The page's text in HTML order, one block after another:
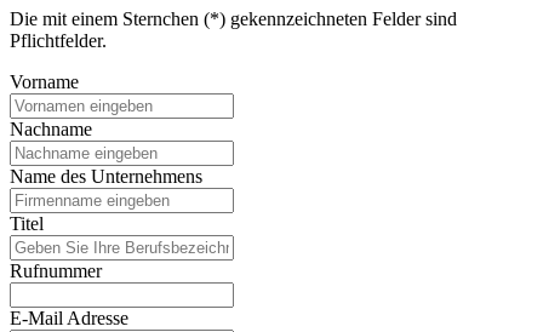
Die mit einem Sternchen (*) gekennzeichneten Felder sind
Pflichtfelder.
Vorname
Nachname
Name des Unternehmens
Titel
Rufnummer
E-Mail Adresse